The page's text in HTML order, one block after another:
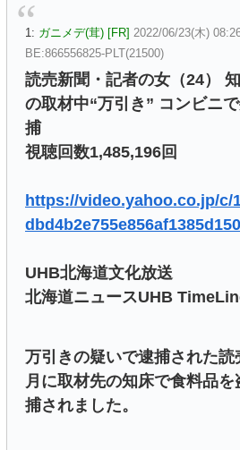
1: ガニメデ(茸) [FR] 2022/06/23(木)
BE:866556825-PLT(21500)
読売新聞・記者の女（24）
の取材中“万引き” コンビニ
捕
視聴回数1,485,196回
https://video.yahoo.co.jp/c/
UHB北海道文化放送
北海道ニュースUHB
万引きの疑いで逮捕された
月に取材先の知床で食料品
捕されました。